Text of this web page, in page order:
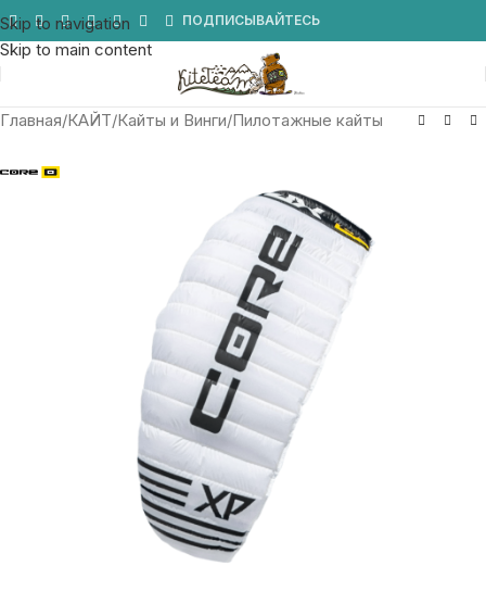
Skip to navigation
Skip to main content
ПОДПИСЫВАЙТЕСЬ
Главная/КАЙТ/Кайты и Винги/Пилотажные кайты